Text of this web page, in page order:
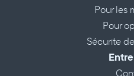
Pour les
Pour
Sécurite